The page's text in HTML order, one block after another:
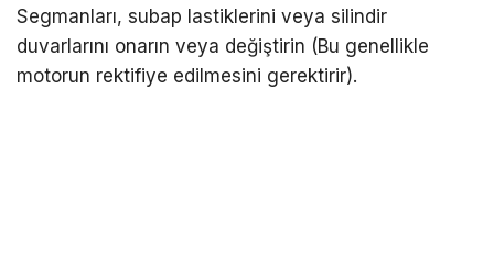
Segmanları, subap lastiklerini veya silindir
duvarlarını onarın veya değiştirin (Bu genellikle
motorun rektifiye edilmesini gerektirir).